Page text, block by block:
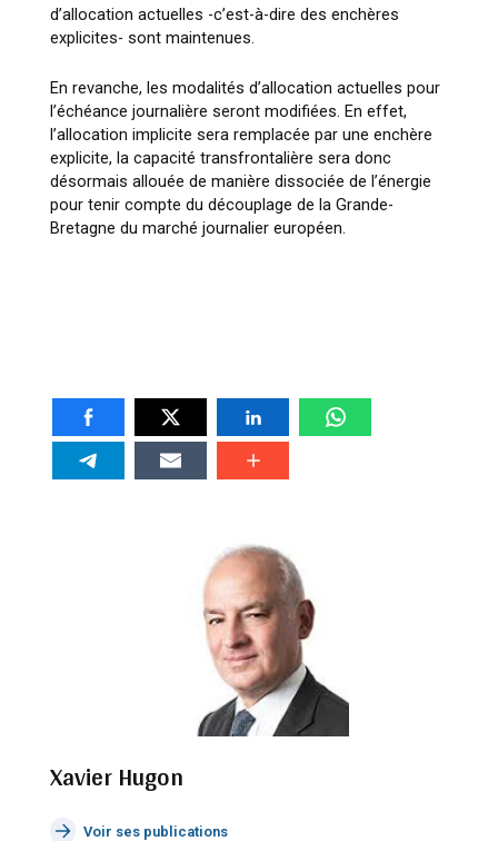
d’allocation actuelles -c’est-à-dire des enchères
explicites- sont maintenues.
En revanche, les modalités d’allocation actuelles pour
l’échéance journalière seront modifiées. En effet,
l’allocation implicite sera remplacée par une enchère
explicite, la capacité transfrontalière sera donc
désormais allouée de manière dissociée de l’énergie
pour tenir compte du découplage de la Grande-
Bretagne du marché journalier européen.
Xavier Hugon
Voir ses publications